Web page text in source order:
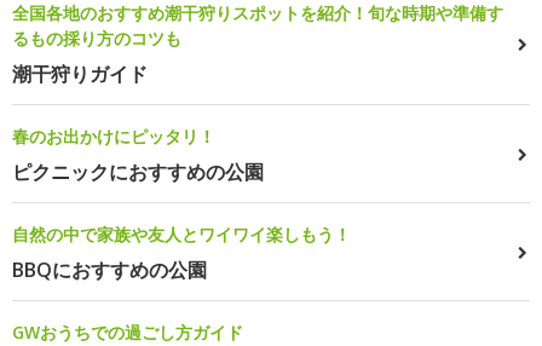
全国各地のおすすめ潮干狩りスポットを紹介！旬な時期や準備す
るもの採り方のコツも
潮干狩りガイド
春のお出かけにピッタリ！
ピクニックにおすすめの公園
自然の中で家族や友人とワイワイ楽しもう！
BBQにおすすめの公園
GWおうちでの過ごし方ガイド